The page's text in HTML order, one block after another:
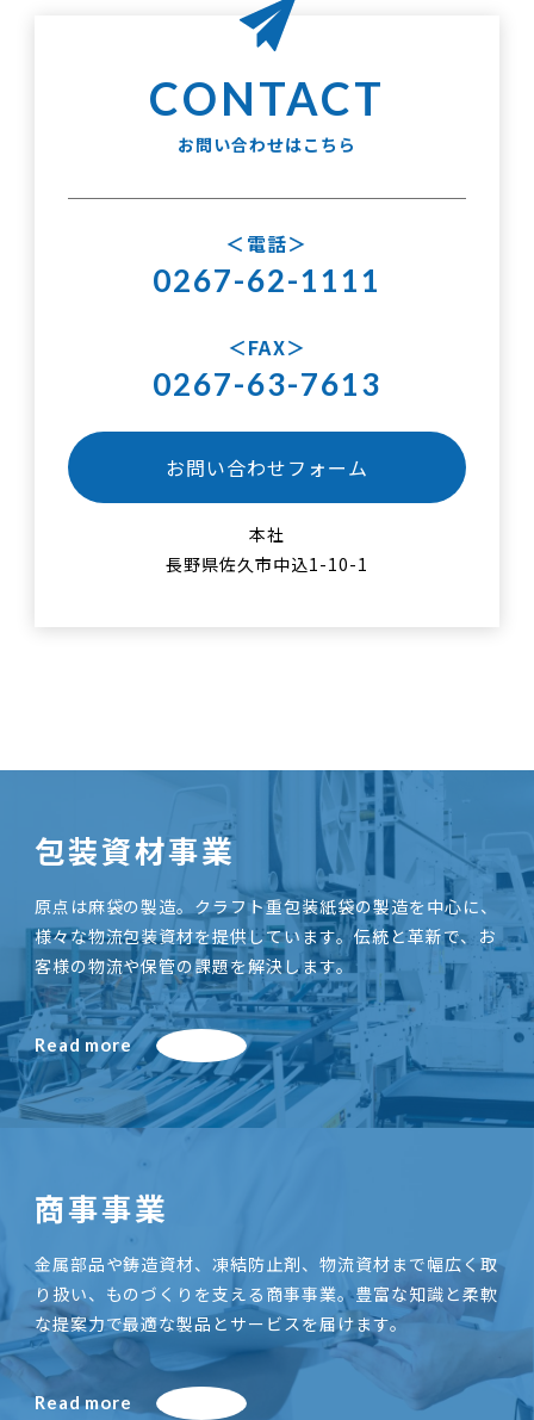
お問い合わせはこちら
電話
0267-62-1111
FAX
0267-63-7613
お問い合わせフォーム
本社
長野県佐久市中込1-10-1
包装資材事業
原点は麻袋の製造。クラフト重包装紙袋の製造を中心に、
様々な物流包装資材を提供しています。伝統と革新で、お
客様の物流や保管の課題を解決します。
Read more
商事事業
金属部品や鋳造資材、凍結防止剤、物流資材まで幅広く取
り扱い、ものづくりを支える商事事業。豊富な知識と柔軟
な提案力で最適な製品とサービスを届けます。
Read more